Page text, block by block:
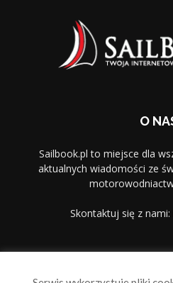
O
Sailbook.pl to miejsce dla
aktualnych wiadomości ze
Skontaktuj się z nami: